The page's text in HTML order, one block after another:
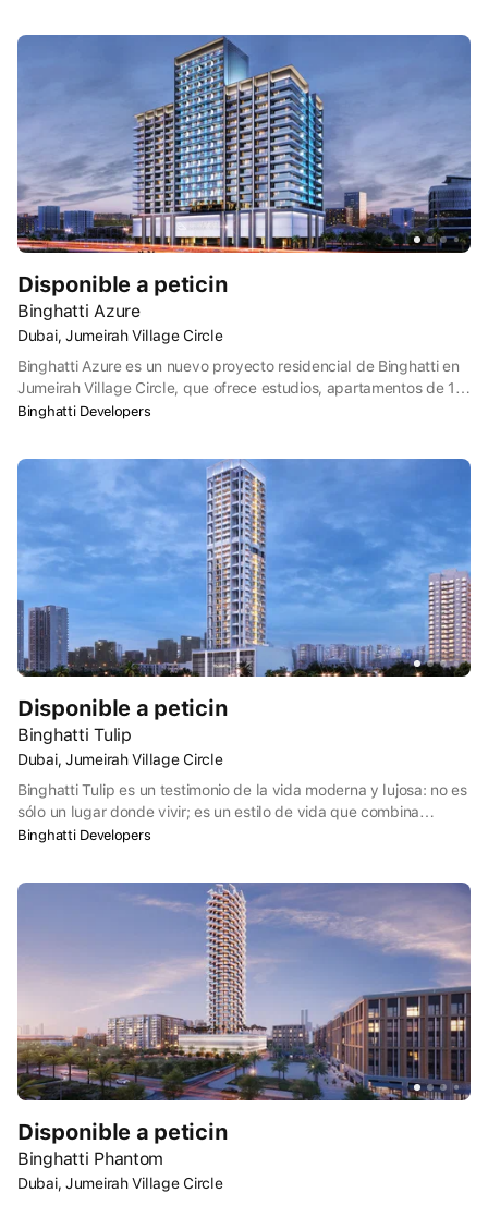
Disponible a peticin
Binghatti Azure
Dubai, Jumeirah Village Circle
Binghatti Azure es un nuevo proyecto residencial de Binghatti en
Jumeirah Village Circle, que ofrece estudios, apartamentos de 1 y
2 dormitorios, así como apartamentos de lujo Royal Suite. Este
gimnasio, piscinas, así como cafeterías y tiendas situadas en el
edificio. El complejo dispone de aparcamiento y oficinas.
Binghatti Developers
Disponible a peticin
Binghatti Tulip
Dubai, Jumeirah Village Circle
Binghatti Tulip es un testimonio de la vida moderna y lujosa: no es
sólo un lugar donde vivir; es un estilo de vida que combina
sofisticación, comodidad y un vibrante ambiente social. El
conectado. Los interiores son una celebración del diseño
contemporáneo, con cocinas de última generación, lujosos
cuartos de baño y zonas de estar bien diseñadas. Los residentes
pueden disfrutar de una gran variedad de servicios, como
gimnasio, piscina, jardines y aparcamiento exclusivo.
Binghatti Developers
Disponible a peticin
Binghatti Phantom
Dubai, Jumeirah Village Circle